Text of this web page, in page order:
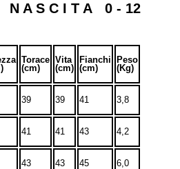
N A S C I T A 0 - 12
Torace
(cm)
Vita
(cm)
Fianchi
(cm)
Peso
(Kg)
39 39 41 3,8
41 41 43 4,2
43 43 45 6,0